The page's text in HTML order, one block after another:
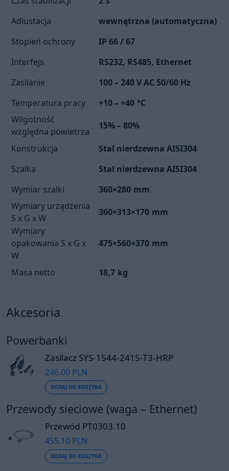
Adiustacja
wewnętrzna (automatyczna)
Stopień ochrony
IP 66 / 67
Interfejs
RS232, RS485, Ethernet
Zasilanie
100 – 240 V AC 50/60 Hz
Temperatura pracy
+10 – +40 °C
Wilgotność
względna powietrza
15% – 80%
Konstrukcja
Stal nierdzewna AISI304
Szalka
Stal nierdzewna AISI304
Wymiar szalki
360×280 mm
Wymiary urządzenia
S x G x W
360×313×170 mm
Wymiary
opakowania S x G x
W
475×560×370 mm
Masa netto 18,7 kg
Akcesoria
Powerbanki
Zasilacz SYS-1544-2415-T3-HRP
246.00 PLN
DODAJ DO KOSZYKA
Przewody sieciowe (waga – Ethernet)
Przewód PT0303.10
455.10 PLN
DODAJ DO KOSZYKA